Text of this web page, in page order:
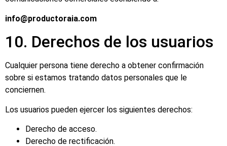
info@productoraia.com
10. Derechos de los usuarios
Cualquier persona tiene derecho a obtener confirmación
sobre si estamos tratando datos personales que le
conciernen.
Los usuarios pueden ejercer los siguientes derechos:
Derecho de acceso.
Derecho de rectificación.